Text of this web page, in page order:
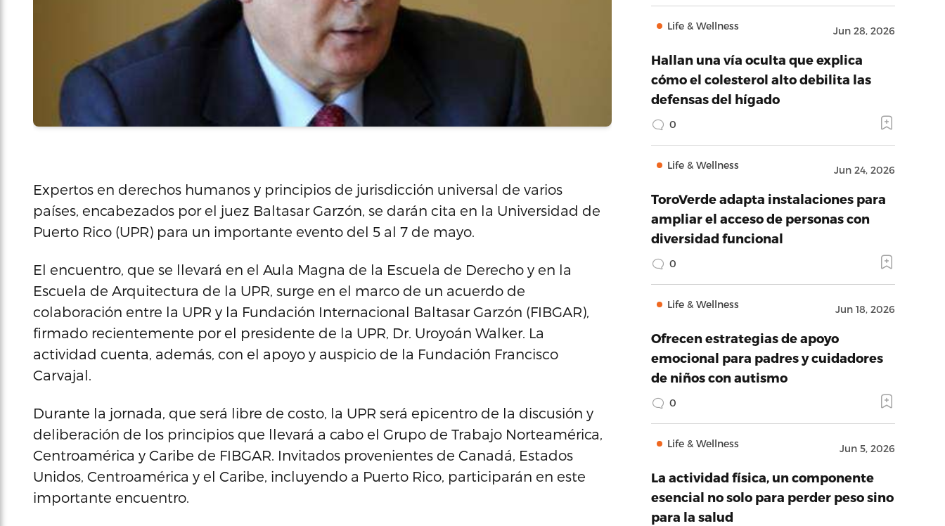
Expertos en derechos humanos y principios de jurisdicción universal de varios
países, encabezados por el juez Baltasar Garzón, se darán cita en la Universidad de
Puerto Rico (UPR) para un importante evento del 5 al 7 de mayo.
El encuentro, que se llevará en el Aula Magna de la Escuela de Derecho y en la
Escuela de Arquitectura de la UPR, surge en el marco de un acuerdo de
colaboración entre la UPR y la Fundación Internacional Baltasar Garzón (FIBGAR),
firmado recientemente por el presidente de la UPR, Dr. Uroyoán Walker. La
actividad cuenta, además, con el apoyo y auspicio de la Fundación Francisco
Carvajal.
Durante la jornada, que será libre de costo, la UPR será epicentro de la discusión y
deliberación de los principios que llevará a cabo el Grupo de Trabajo Norteamérica,
Centroamérica y Caribe de FIBGAR. Invitados provenientes de Canadá, Estados
Unidos, Centroamérica y el Caribe, incluyendo a Puerto Rico, participarán en este
importante encuentro.
Life & Wellness Jun 28, 2026
Hallan una vía oculta que explica
cómo el colesterol alto debilita las
defensas del hígado
0
Life & Wellness Jun 24, 2026
ToroVerde adapta instalaciones para
ampliar el acceso de personas con
diversidad funcional
0
Life & Wellness Jun 18, 2026
Ofrecen estrategias de apoyo
emocional para padres y cuidadores
de niños con autismo
0
Life & Wellness Jun 5, 2026
La actividad física, un componente
esencial no solo para perder peso sino
para la salud